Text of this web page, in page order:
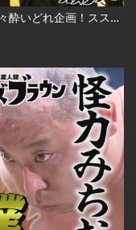
オズブラウン #87 1月11日放送『新春早々酔いどれ企画！ススキノビル呑み探訪 ～わたなべビル編～（前編）』